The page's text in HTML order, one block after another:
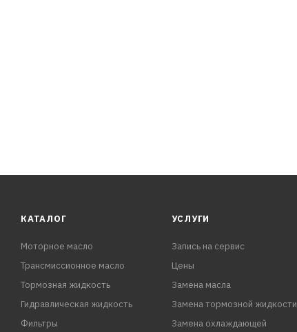
КАТАЛОГ
Моторное масло
Трансмиссионное масло
Тормозная жидкость
Гидравлическая жидкость
Фильтры
УСЛУГИ
Запись на сервис
Цены
Замена масла
Замена тормозной жидкости
Замена охлаждающей